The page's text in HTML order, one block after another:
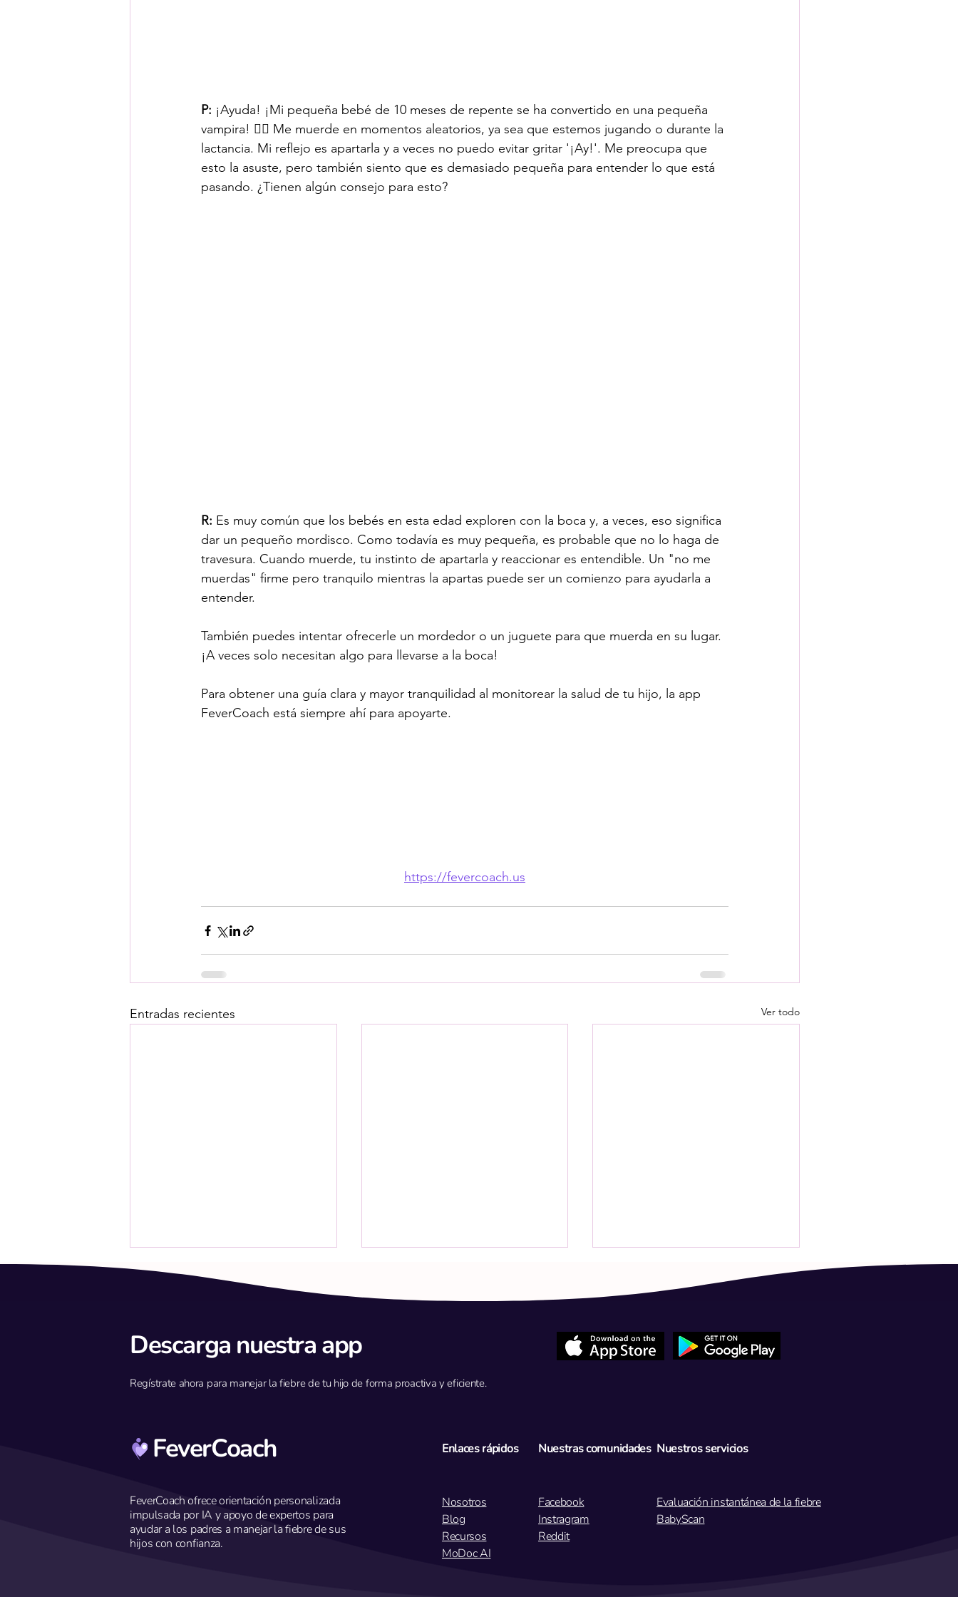
P: ¡Ayuda! ¡Mi pequeña bebé de 10 meses de repente se ha convertido en una pequeña
vampira! 🧛‍♀️ Me muerde en momentos aleatorios, ya sea que estemos jugando o durante la
lactancia. Mi reflejo es apartarla y a veces no puedo evitar gritar '¡Ay!'. Me preocupa que
esto la asuste, pero también siento que es demasiado pequeña para entender lo que está
pasando. ¿Tienen algún consejo para esto?
R: Es muy común que los bebés en esta edad exploren con la boca y, a veces, eso significa
dar un pequeño mordisco. Como todavía es muy pequeña, es probable que no lo haga de
travesura. Cuando muerde, tu instinto de apartarla y reaccionar es entendible. Un "no me
muerdas" firme pero tranquilo mientras la apartas puede ser un comienzo para ayudarla a
entender.
También puedes intentar ofrecerle un mordedor o un juguete para que muerda en su lugar.
¡A veces solo necesitan algo para llevarse a la boca!
Para obtener una guía clara y mayor tranquilidad al monitorear la salud de tu hijo, la app
FeverCoach está siempre ahí para apoyarte.
https://fevercoach.us
Entradas recientes Ver todo
Fortalece tus defensas
P: Mi hijo tiene febrícula
¿Vamos a urgencias?
Descarga nuestra app
Regístrate ahora para manejar la fiebre de tu hijo de forma proactiva y eficiente.
FeverCoach
FeverCoach ofrece orientación personalizada
impulsada por IA y apoyo de expertos para
ayudar a los padres a manejar la fiebre de sus
hijos con confianza.
Enlaces rápidos Nuestros servicios
Nuestras comunidades
Nosotros
Blog
Recursos
MoDoc AI
Facebook
Instragram
Reddit
Evaluación instantánea de la fiebre
BabyScan